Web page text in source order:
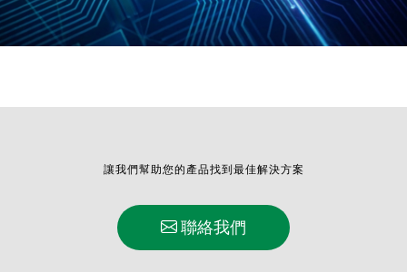
讓我們幫助您的產品找到最佳解決方案
聯絡我們